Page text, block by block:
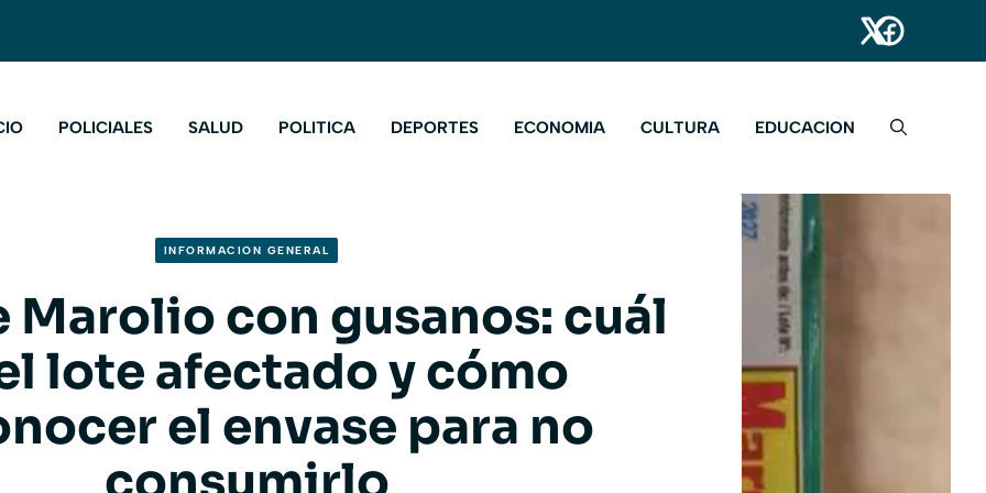
POLICIALES SALUD POLITICA DEPORTES ECONOMIA CULTURA EDUCACION
INFORMACION GENERAL
Marolio con gusanos: cuál
lote afectado y cómo
el envase para no